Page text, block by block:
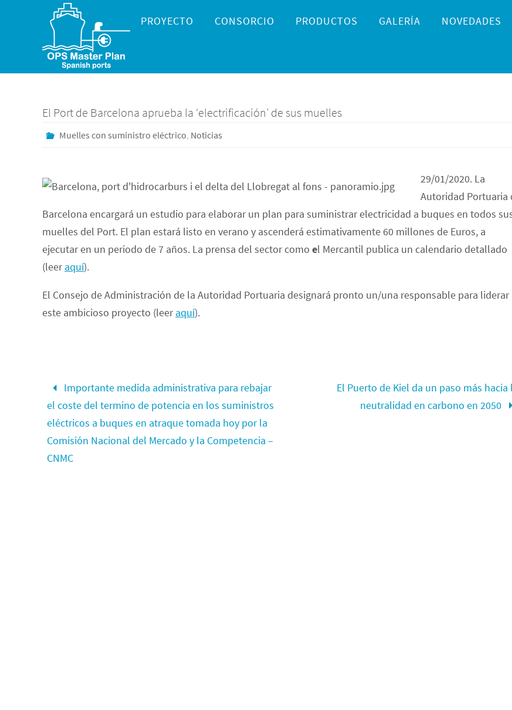
contenido
contenido
PROYECTO CONSORCIO PRODUCTOS GALERÍA NOVEDADES
El Port de Barcelona aprueba la ‘electrificación’ de sus muelles
Muelles con suministro eléctrico, Noticias
29/01/2020. La
Autoridad Portuaria
Barcelona encargará un estudio para elaborar un plan para suministrar electricidad a buques en todos
muelles del Port. El plan estará listo en verano y ascenderá estimativamente 60 millones de Euros, a
ejecutar en un periodo de 7 años. La prensa del sector como el Mercantil publica un calendario detallado
(leeraquí).
El Consejo de Administración de la Autoridad Portuaria designará pronto un/una responsable para liderar
este ambicioso proyecto (leeraquí).
Importante medida administrativa para rebajar
el coste del termino de potencia en los suministros
eléctricos a buques en atraque tomada hoy por la
Comisión Nacional del Mercado y la Competencia –
CNMC
El Puerto de Kiel da un paso más hacia
neutralidad en carbono en 2050